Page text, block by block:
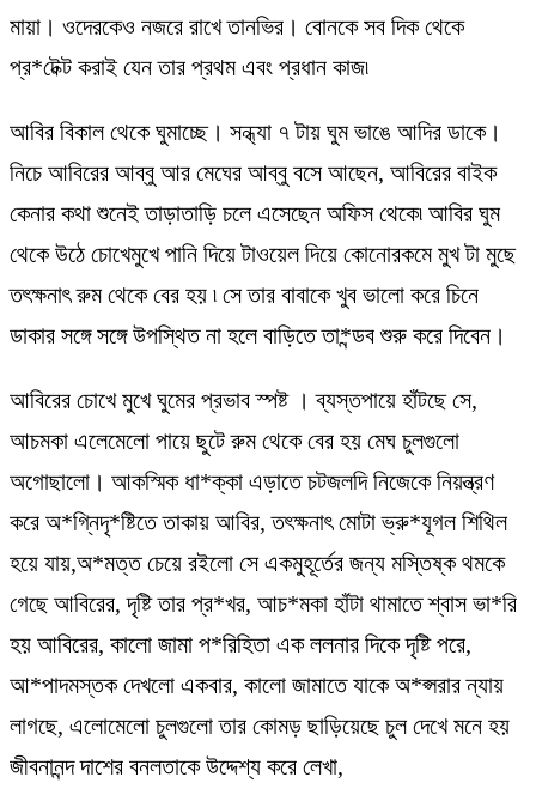
মায়া। ওদেরকেও নজরে রাখে তানভির। বোনকে সব দিক থেকে
প্র*টেক্ট করাই যেন তার প্রথম এবং প্রধান কাজ৷
আবির বিকাল থেকে ঘুমাচ্ছে। সন্ধ্যা ৭ টায় ঘুম ভাঙে আদির ডাকে।
নিচে আবিরের আব্বু আর মেঘের আব্বু বসে আছেন, আবিরের বাইক
কেনার কথা শুনেই তাড়াতাড়ি চলে এসেছেন অফিস থেকে৷ আবির ঘুম
থেকে উঠে চোখেমুখে পানি দিয়ে টাওয়েল দিয়ে কোনোরকমে মুখ টা মুছে
তৎক্ষনাৎ রুম থেকে বের হয় ৷ সে তার বাবাকে খুব ভালো করে চিনে
ডাকার সঙ্গে সঙ্গে উপস্থিত না হলে বাড়িতে তা*ন্ডব শুরু করে দিবেন।
আবিরের চোখে মুখে ঘুমের প্রভাব স্পষ্ট । ব্যস্তপায়ে হাঁটছে সে,
আচমকা এলেমেলো পায়ে ছুটে রুম থেকে বের হয় মেঘ চুলগুলো
অগোছালো। আকস্মিক ধা*ক্কা এড়াতে চটজলদি নিজেকে নিয়ন্ত্রণ
করে অ*গ্নিদৃ*ষ্টিতে তাকায় আবির, তৎক্ষনাৎ মোটা ভ্রু*যূগল শিথিল
হয়ে যায়,অ*মত্ত চেয়ে রইলো সে একমুহূর্তের জন্য মস্তিষ্ক থমকে
গেছে আবিরের, দৃষ্টি তার প্র*খর, আচ*মকা হাঁটা থামাতে শ্বাস ভা*রি
হয় আবিরের, কালো জামা প*রিহিতা এক ললনার দিকে দৃষ্টি পরে,
আ*পাদমস্তক দেখলো একবার, কালো জামাতে যাকে অ*প্সরার ন্যায়
লাগছে, এলোমেলো চুলগুলো তার কোমড় ছাড়িয়েছে চুল দেখে মনে হয়
জীবনানন্দ দাশের বনলতাকে উদ্দেশ্য করে লেখা,